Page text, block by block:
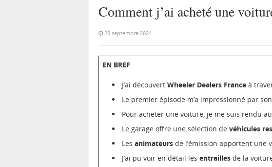
Comment j’ai acheté une
28 septembre 2024
EN BREF
J’ai découvert Wheeler Dealers France à
Le premier épisode m’a impressionné par
Pour acheter une voiture, je me suis rendu au
Le garage offre une sélection de véhicules
Les animateurs de l’émission apportent une
J’ai pu voir en détail les entrailles de la